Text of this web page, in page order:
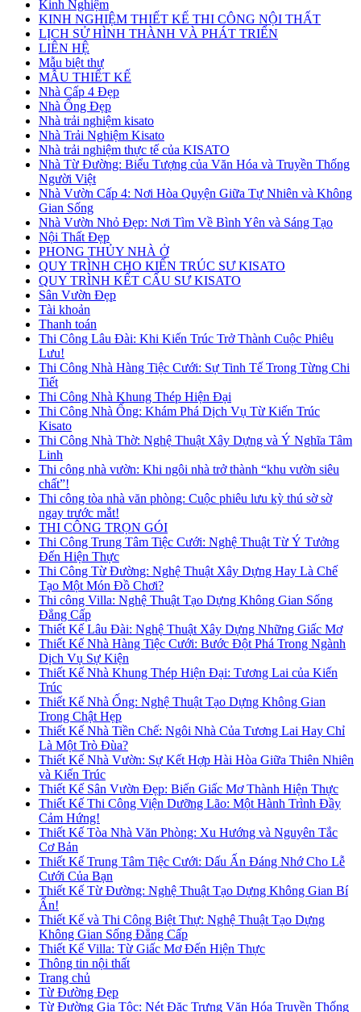
Kinh Nghiệm
KINH NGHIỆM THIẾT KẾ THI CÔNG NỘI THẤT
LỊCH SỬ HÌNH THÀNH VÀ PHÁT TRIỂN
LIÊN HỆ
Mẫu biệt thự
MẪU THIẾT KẾ
Nhà Cấp 4 Đẹp
Nhà Ống Đẹp
Nhà trải nghiệm kisato
Nhà Trải Nghiệm Kisato
Nhà trải nghiệm thực tế của KISATO
Nhà Từ Đường: Biểu Tượng của Văn Hóa và Truyền Thống
Người Việt
Nhà Vườn Cấp 4: Nơi Hòa Quyện Giữa Tự Nhiên và Không
Gian Sống
Nhà Vườn Nhỏ Đẹp: Nơi Tìm Về Bình Yên và Sáng Tạo
Nội Thất Đẹp
PHONG THỦY NHÀ Ở
QUY TRÌNH CHO KIẾN TRÚC SƯ KISATO
QUY TRÌNH KẾT CẤU SƯ KISATO
Sân Vườn Đẹp
Tài khoản
Thanh toán
Thi Công Lâu Đài: Khi Kiến Trúc Trở Thành Cuộc Phiêu
Lưu!
Thi Công Nhà Hàng Tiệc Cưới: Sự Tinh Tế Trong Từng Chi
Tiết
Thi Công Nhà Khung Thép Hiện Đại
Thi Công Nhà Ống: Khám Phá Dịch Vụ Từ Kiến Trúc
Kisato
Thi Công Nhà Thờ: Nghệ Thuật Xây Dựng và Ý Nghĩa Tâm
Linh
Thi công nhà vườn: Khi ngôi nhà trở thành “khu vườn siêu
chất”!
Thi công tòa nhà văn phòng: Cuộc phiêu lưu kỳ thú sờ sờ
ngay trước mắt!
THI CÔNG TRỌN GÓI
Thi Công Trung Tâm Tiệc Cưới: Nghệ Thuật Từ Ý Tưởng
Đến Hiện Thực
Thi Công Từ Đường: Nghệ Thuật Xây Dựng Hay Là Chế
Tạo Một Món Đồ Chơi?
Thi công Villa: Nghệ Thuật Tạo Dựng Không Gian Sống
Đẳng Cấp
Thiết Kế Lâu Đài: Nghệ Thuật Xây Dựng Những Giấc Mơ
Thiết Kế Nhà Hàng Tiệc Cưới: Bước Đột Phá Trong Ngành
Dịch Vụ Sự Kiện
Thiết Kế Nhà Khung Thép Hiện Đại: Tương Lai của Kiến
Trúc
Thiết Kế Nhà Ống: Nghệ Thuật Tạo Dựng Không Gian
Trong Chật Hẹp
Thiết Kế Nhà Tiền Chế: Ngôi Nhà Của Tương Lai Hay Chỉ
Là Một Trò Đùa?
Thiết Kế Nhà Vườn: Sự Kết Hợp Hài Hòa Giữa Thiên Nhiên
và Kiến Trúc
Thiết Kế Sân Vườn Đẹp: Biến Giấc Mơ Thành Hiện Thực
Thiết Kế Thi Công Viện Dưỡng Lão: Một Hành Trình Đầy
Cảm Hứng!
Thiết Kế Tòa Nhà Văn Phòng: Xu Hướng và Nguyên Tắc
Cơ Bản
Thiết Kế Trung Tâm Tiệc Cưới: Dấu Ấn Đáng Nhớ Cho Lễ
Cưới Của Bạn
Thiết Kế Từ Đường: Nghệ Thuật Tạo Dựng Không Gian Bí
Ẩn!
Thiết Kế và Thi Công Biệt Thự: Nghệ Thuật Tạo Dựng
Không Gian Sống Đẳng Cấp
Thiết Kế Villa: Từ Giấc Mơ Đến Hiện Thực
Thông tin nội thất
Trang chủ
Từ Đường Đẹp
Từ Đường Gia Tộc: Nét Đặc Trưng Văn Hóa Truyền Thống